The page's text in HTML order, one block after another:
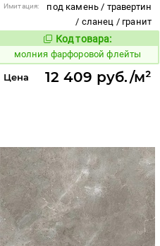
Имитация:
под камень / травертин
/ сланец / гранит
Код товара:
1013991 Код товара:
молния фарфоровой флейты
Цена 12 409 руб./м²